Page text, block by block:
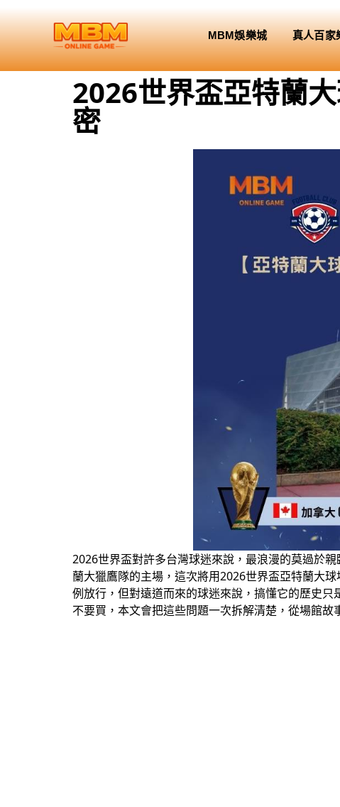
MBM娛樂城 真人百家
2026世界盃亞特蘭
密
2026世界盃對許多台灣球迷來說，最浪漫的莫過於
蘭大獵鷹隊的主場，這次將用2026世界盃亞特蘭大
例放行，但對遠道而來的球迷來說，搞懂它的歷史
不要買，本文會把這些問題一次拆解清楚，從場館